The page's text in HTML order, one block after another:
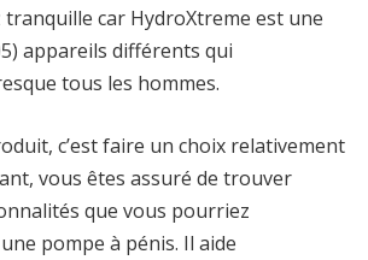
tranquille car HydroXtreme est une
appareils différents qui
tous les hommes.
c’est faire un choix relativement
vous êtes assuré de trouver
que vous pourriez
pompe à pénis. Il aide